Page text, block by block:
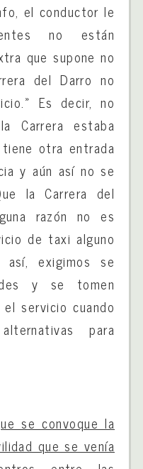
el conductor le
no están
que supone no
del Darro no
Es decir, no
Carrera estaba
otra entrada
y aún así no se
la Carrera del
razón no es
de taxi alguno
exigimos se
y se tomen
servicio cuando
para
se convoque la
que se venía